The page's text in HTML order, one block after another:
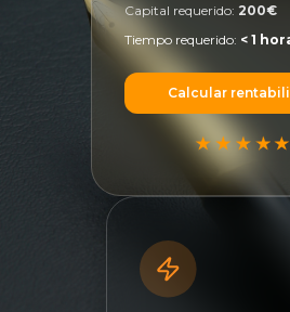
Capital requerido: 200€
Tiempo requerido: < 1
Calcular